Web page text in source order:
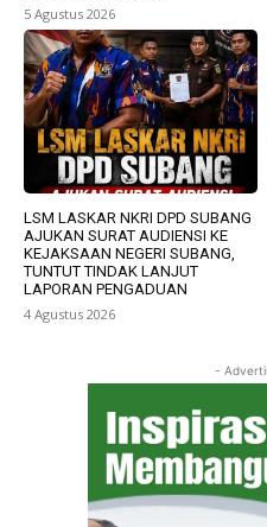
5 Agustus 2026
LSM LASKAR NKRI DPD SUBANG
AJUKAN SURAT AUDIENSI KE
KEJAKSAAN NEGERI SUBANG,
TUNTUT TINDAK LANJUT
LAPORAN PENGADUAN
4 Agustus 2026
-